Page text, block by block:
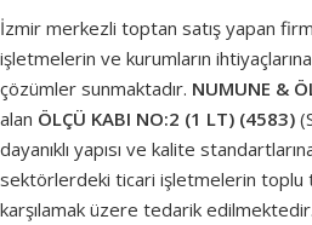
İzmir merkezli toptan satış yapan
işletmelerin ve kurumların
çözümler sunmaktadır. NUMUNE &
alan ÖLÇÜ KABI NO:2 (1 LT) (4583)
dayanıklı yapısı ve kalite
sektörlerdeki ticari işletmelerin toplu
karşılamak üzere tedarik edilmektedir.